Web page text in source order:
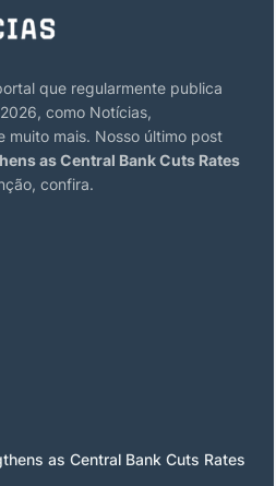
que regularmente publica
como Notícias,
muito mais. Nosso último post
as Central Bank Cuts Rates
confira.
as Central Bank Cuts Rates